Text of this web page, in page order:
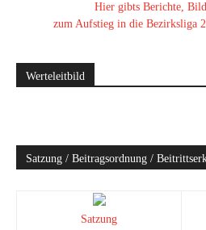
Hier gibts Berichte,
zum Aufstieg in die Bezirksliga
Werteleitbild
Satzung / Beitragsordnung /
Satzung